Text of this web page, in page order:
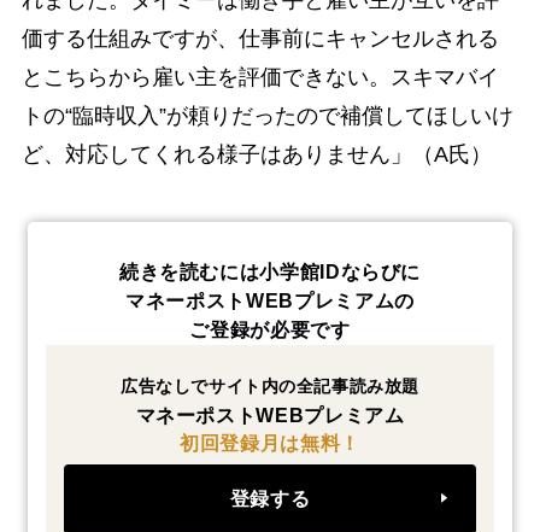
価する仕組みですが、仕事前にキャンセルされる
とこちらから雇い主を評価できない。スキマバイ
トの“臨時収入”が頼りだったので補償してほしいけ
ど、対応してくれる様子はありません」（A氏）
続きを読むには小学館IDならびに
マネーポストWEBプレミアムの
ご登録が必要です
広告なしでサイト内の全記事読み放題
マネーポストWEBプレミアム
初回登録月は無料！
登録する